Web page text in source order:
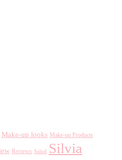
Make-up looks Make-up Products
Reviews Salud Silvia